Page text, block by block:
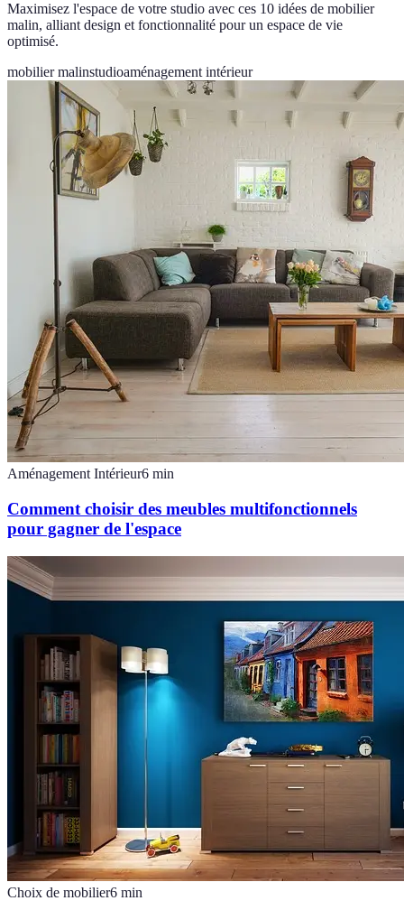
Maximisez l'espace de votre studio avec ces 10 idées de mobilier
malin, alliant design et fonctionnalité pour un espace de vie
optimisé.
mobilier malinstudioaménagement intérieur
Aménagement Intérieur6 min
Comment choisir des meubles multifonctionnels
pour gagner de l'espace
Choix de mobilier6 min